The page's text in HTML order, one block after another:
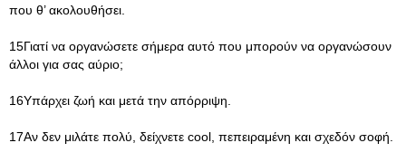
που θ’ ακολουθήσει.
15Γιατί να οργανώσετε σήμερα αυτό που μπορούν να οργανώσουν
άλλοι για σας αύριο;
16Υπάρχει ζωή και μετά την απόρριψη.
17Αν δεν μιλάτε πολύ, δείχνετε cool, πεπειραμένη και σχεδόν σοφή.